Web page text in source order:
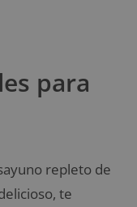
para
repleto de
te